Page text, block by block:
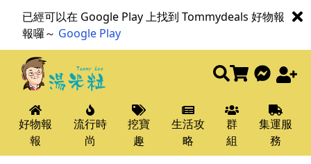
已經可以在 Google Play 上找到 Tommydeals 好物報
報囉～ Google Play
好物報
報
流行時
尚
挖寶
趣
生活攻
略
群
組
集運服
務